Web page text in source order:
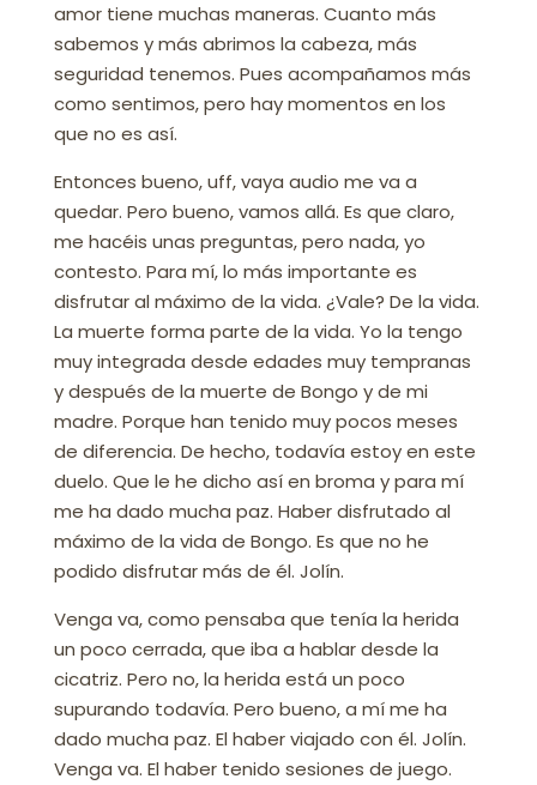
amor tiene muchas maneras. Cuanto más
sabemos y más abrimos la cabeza, más
seguridad tenemos. Pues acompañamos más
como sentimos, pero hay momentos en los
que no es así.
Entonces bueno, uff, vaya audio me va a
quedar. Pero bueno, vamos allá. Es que claro,
me hacéis unas preguntas, pero nada, yo
contesto. Para mí, lo más importante es
disfrutar al máximo de la vida. ¿Vale? De la vida.
La muerte forma parte de la vida. Yo la tengo
muy integrada desde edades muy tempranas
y después de la muerte de Bongo y de mi
madre. Porque han tenido muy pocos meses
de diferencia. De hecho, todavía estoy en este
duelo. Que le he dicho así en broma y para mí
me ha dado mucha paz. Haber disfrutado al
máximo de la vida de Bongo. Es que no he
podido disfrutar más de él. Jolín.
Venga va, como pensaba que tenía la herida
un poco cerrada, que iba a hablar desde la
cicatriz. Pero no, la herida está un poco
supurando todavía. Pero bueno, a mí me ha
dado mucha paz. El haber viajado con él. Jolín.
Venga va. El haber tenido sesiones de juego.